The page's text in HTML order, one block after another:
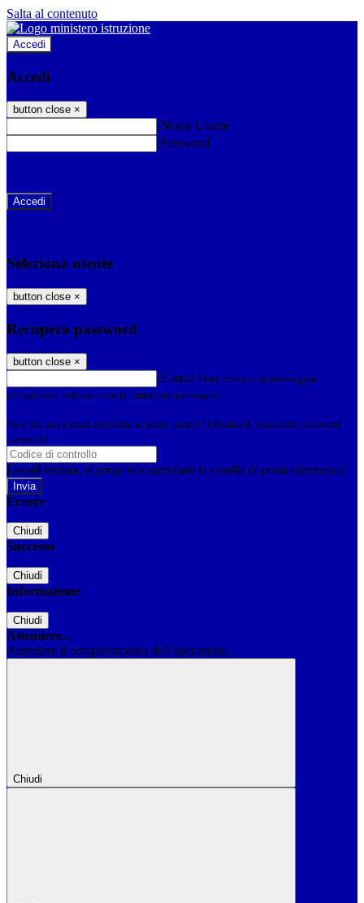
Salta al contenuto
Accedi
Accedi
button close ×
Nome Utente
Password
-
Seleziona utente
button close ×
Recupero password
button close ×
E-mail Verrà inviato un messaggio
all'indirizzo indicato con le istruzioni necessarie.
Non hai una e-mail associata al nome utente? Effettua il reset della password
tramite la
E-mail inviata, si prega di controllare la casella di posta elettronica!
Errore
Chiudi
Successo
Chiudi
Informazione
Chiudi
Attendere...
Attendere il completamento dell'operazione...
Chiudi